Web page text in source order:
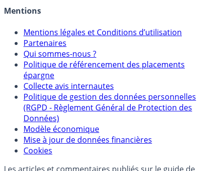
Mentions légales et Conditions d’utilisation
Partenaires
Qui sommes-nous ?
Politique de référencement des placements
épargne
Collecte avis internautes
Politique de gestion des données personnelles
(RGPD - Règlement Général de Protection des
Données)
Modèle économique
Mise à jour de données financières
Cookies